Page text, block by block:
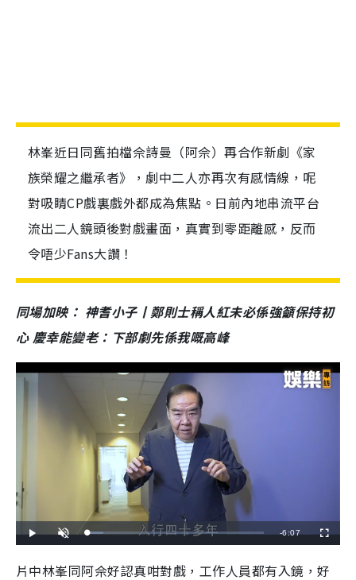
林峯近日同舊拍檔佘詩曼（阿佘）再合作新劇《家
族榮耀之繼承者》，劇中二人亦再次有感情線，呢
對吸睛CP戲裏戲外都成為焦點。日前內地串流平台
流出二人鏡頭後對戲畫面，真實到零距離感，反而
令唔少Fans大讚！
同場加映： 神耆小子丨鄭則士稱人紅未必係強籲保持初
心 慶幸能變老：下部劇先係我嘅高峰
P
l
U
n
t
e
L
o
e
d
R
-6:07
F
u
s
c
片中林峯同阿佘好認真咁對戲，工作人員都有入鏡，好